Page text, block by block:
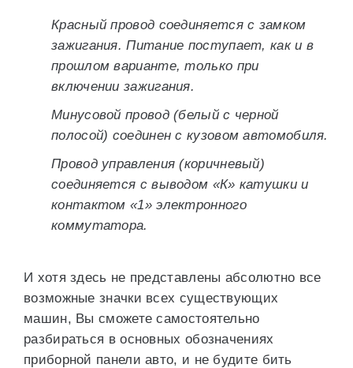
Красный провод соединяется с замком
зажигания. Питание поступает, как и в
прошлом варианте, только при
включении зажигания.
Минусовой провод (белый с черной
полосой) соединен с кузовом автомобиля.
Провод управления (коричневый)
соединяется с выводом «К» катушки и
контактом «1» электронного
коммутатора.
И хотя здесь не представлены абсолютно все
возможные значки всех существующих
машин, Вы сможете самостоятельно
разбираться в основных обозначениях
приборной панели авто, и не будите бить